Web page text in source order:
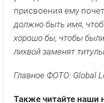
присвоения ему
должно быть имя,
хорошо бы, чтобы
лихвой заменят
Главное ФОТО: Global
Также читайте наши